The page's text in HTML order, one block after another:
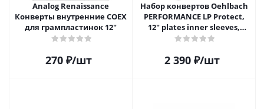
Analog Renaissance
Конверты внутренние COEX
для грампластинок 12"
270 ₽/шт
Набор конвертов Oehlbach
PERFORMANCE LP Protect,
12" plates inner sleeves,
D1C2611
2 390₽/шт